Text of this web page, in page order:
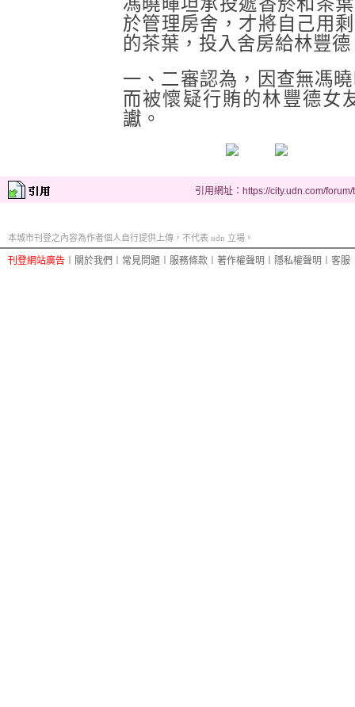
於管理房舍，才將自己用
的茶葉，投入舍房給林豐
一、二審認為，因查無馮
而被懷疑行賄的林豐德女
讞。
引用網址：https://city.udn.com/
本城市刊登之內容為作者個人自行提供上傳，不代表 udn 立場。
刊登網站廣告 關於我們 常見問題 服務條款 著作權聲明 隱私權聲明 客服